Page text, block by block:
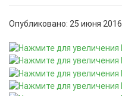
Опубликовано: 25 июня 2016